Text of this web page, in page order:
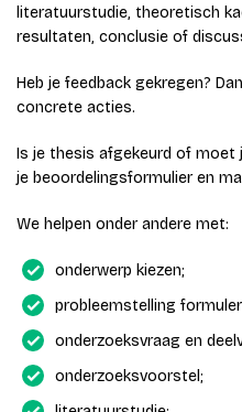
literatuurstudie, theoretisch
resultaten, conclusie of
Heb je feedback gekregen?
concrete acties.
Is je thesis afgekeurd of moet
je beoordelingsformulier en
We helpen onder andere met:
onderwerp kiezen;
probleemstelling
onderzoeksvraag en
onderzoeksvoorstel;